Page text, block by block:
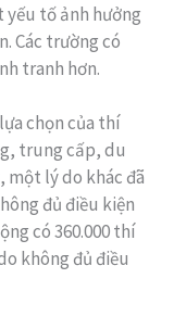
yếu tố ảnh hưởng
Các trường có
tranh hơn.
chọn của thí
trung cấp, du
một lý do khác đã
đủ điều kiện
có 360.000 thí
không đủ điều